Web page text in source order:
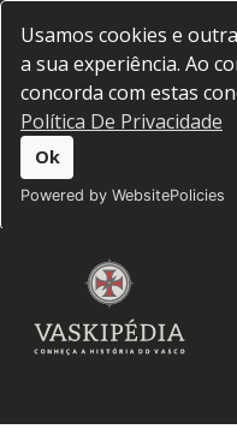
Usamos cookies e
a sua experiência. Ao
concorda com estas
Política De Privacidade
Ok
Powered by WebsitePolicies